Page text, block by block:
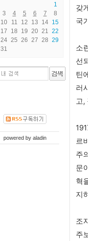
1
3 4 5 6 7
8
10 11 12 13 14 15
17 18 19 20 21 22
24 25 26 27 28 29
31
powered by aladin
갖
국
소
선
틴
러
고,
르
주
문
혁
지
조
주